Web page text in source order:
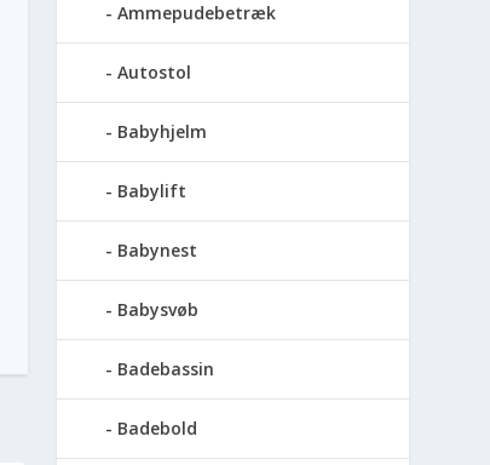
Ammepudebetræk
Autostol
Babyhjelm
Babylift
Babynest
Babysvøb
Badebassin
Badebold